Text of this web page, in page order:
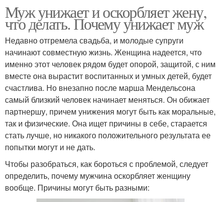
Муж унижает и оскорбляет жену,
что делать. Почему унижает муж
Недавно отгремела свадьба, и молодые супруги
начинают совместную жизнь. Женщина надеется, что
именно этот человек рядом будет опорой, защитой, с ним
вместе она вырастит воспитанных и умных детей, будет
счастлива. Но внезапно после марша Мендельсона
самый близкий человек начинает меняться. Он обижает
партнершу, причем унижения могут быть как моральные,
так и физические. Она ищет причины в себе, старается
стать лучше, но никакого положительного результата ее
попытки могут и не дать.
Чтобы разобраться, как бороться с проблемой, следует
определить, почему мужчина оскорбляет женщину
вообще. Причины могут быть разными: